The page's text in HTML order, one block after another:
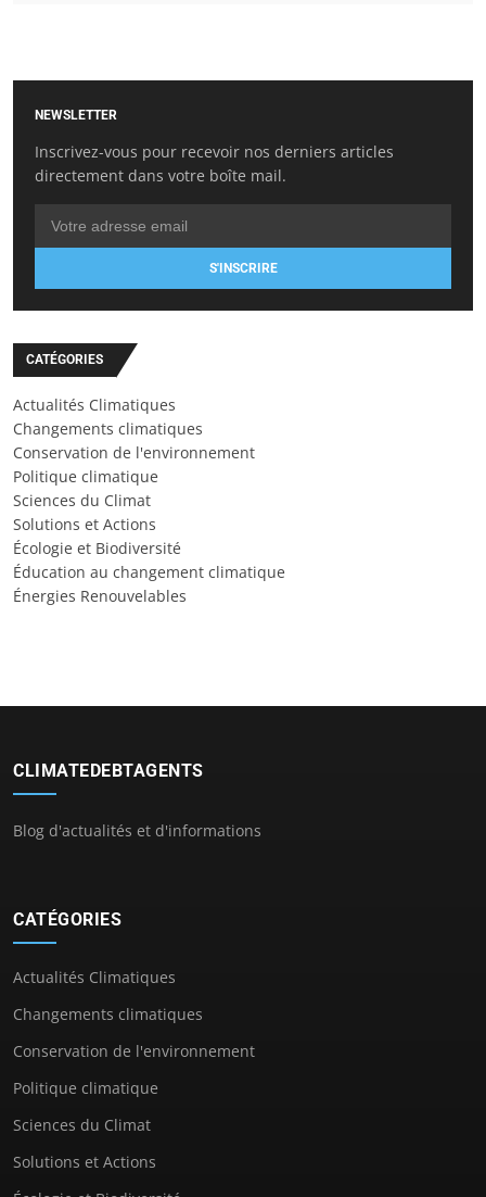
NEWSLETTER
Inscrivez-vous pour recevoir nos derniers articles
directement dans votre boîte mail.
S'INSCRIRE
CATÉGORIES
Actualités Climatiques
Changements climatiques
Conservation de l'environnement
Politique climatique
Sciences du Climat
Solutions et Actions
Écologie et Biodiversité
Éducation au changement climatique
Énergies Renouvelables
CLIMATEDEBTAGENTS
Blog d'actualités et d'informations
CATÉGORIES
Actualités Climatiques
Changements climatiques
Conservation de l'environnement
Politique climatique
Sciences du Climat
Solutions et Actions